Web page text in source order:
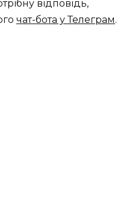
відповідь,
чат-бота у Телеграм.